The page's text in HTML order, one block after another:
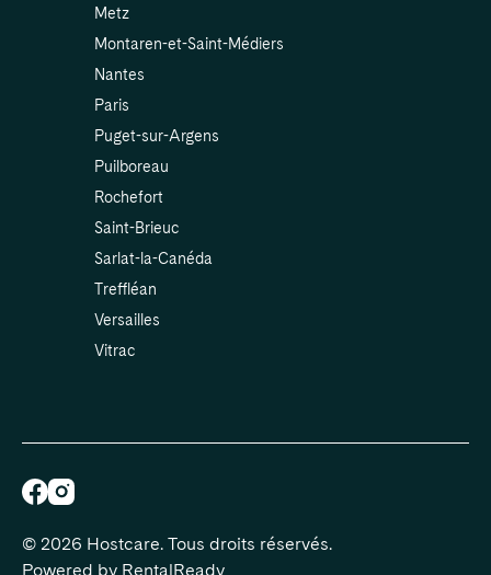
Metz
Montaren-et-Saint-Médiers
Nantes
Paris
Puget-sur-Argens
Puilboreau
Rochefort
Saint-Brieuc
Sarlat-la-Canéda
Treffléan
Versailles
Vitrac
© 2026 Hostcare. Tous droits réservés.
Powered by RentalReady